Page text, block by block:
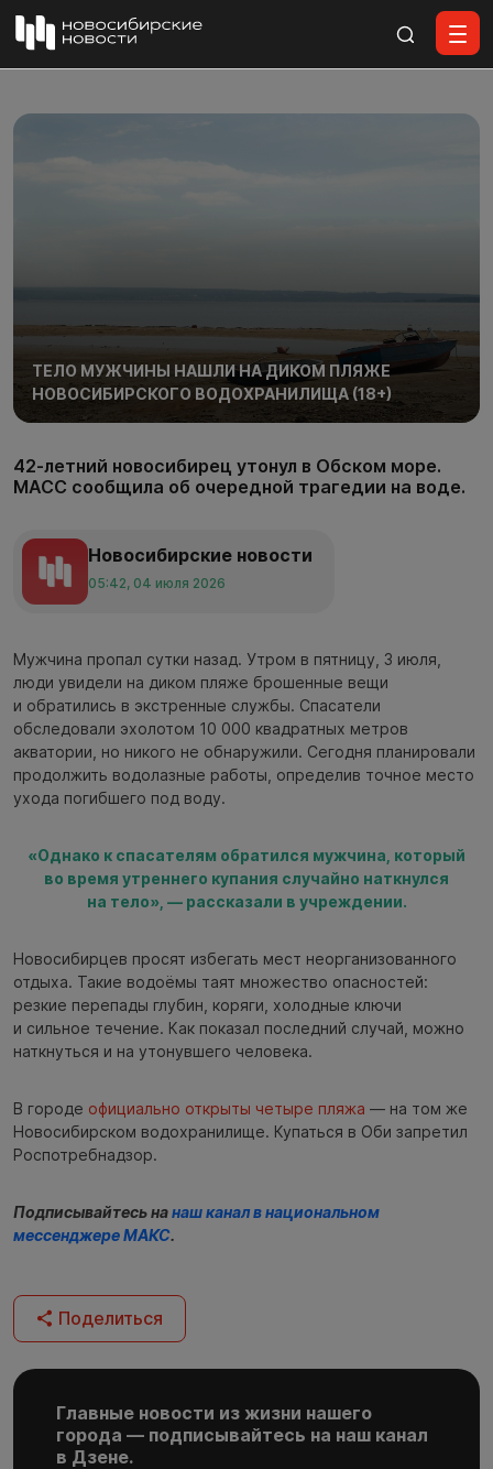
ТЕЛО МУЖЧИНЫ НАШЛИ НА ДИКОМ ПЛЯЖЕ
НОВОСИБИРСКОГО ВОДОХРАНИЛИЩА (18+)
42-летний новосибирец утонул в Обском море.
МАСС сообщила об очередной трагедии на воде.
Новосибирские новости
05:42, 04 июля 2026
Мужчина пропал сутки назад. Утром в пятницу, 3 июля,
люди увидели на диком пляже брошенные вещи
и обратились в экстренные службы. Спасатели
обследовали эхолотом 10 000 квадратных метров
акватории, но никого не обнаружили. Сегодня планировали
продолжить водолазные работы, определив точное место
ухода погибшего под воду.
«Однако к спасателям обратился мужчина, который
во время утреннего купания случайно наткнулся
на тело», — рассказали в учреждении.
Новосибирцев просят избегать мест неорганизованного
отдыха. Такие водоёмы таят множество опасностей:
резкие перепады глубин, коряги, холодные ключи
и сильное течение. Как показал последний случай, можно
наткнуться и на утонувшего человека.
В городе официально открыты четыре пляжа — на том же
Новосибирском водохранилище. Купаться в Оби запретил
Роспотребнадзор.
Подписывайтесь нанаш канал в национальном
мессенджере МАКС.
Поделиться
Главные новости из жизни нашего
города — подписывайтесь на наш канал
в Дзене.